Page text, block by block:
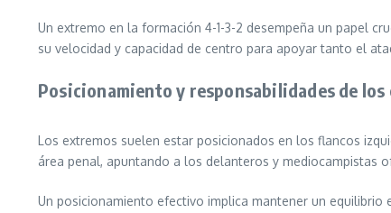
Un extremo en la formación 4-1-3-2 desempeña un papel
su velocidad y capacidad de centro para apoyar tanto el
Posicionamiento y responsabilidades de los
Los extremos suelen estar posicionados en los flancos
área penal, apuntando a los delanteros y mediocampistas
Un posicionamiento efectivo implica mantener un